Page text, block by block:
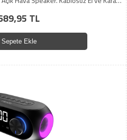
TL
Sepete Ekle